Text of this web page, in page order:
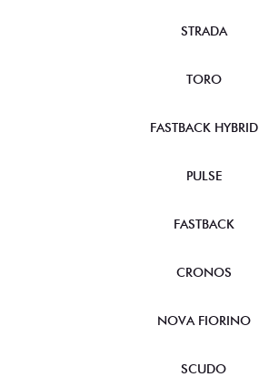
STRADA
TORO
FASTBACK HYBRID
PULSE
FASTBACK
CRONOS
NOVA FIORINO
SCUDO